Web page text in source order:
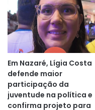
Em Nazaré, Lígia Costa
defende maior
participação da
juventude na política e
confirma projeto para